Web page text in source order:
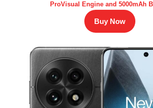
ProVisual Engine and 5000mAh
Buy Now